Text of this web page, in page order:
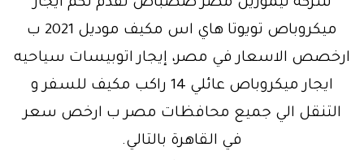
شركة ليموزين مصر صضباص تقدم لكم ايجار
ميكروباص تويوتا هاي اس مكيف موديل 2021 ب
ارخصص الاسعار في مصر، إيجار اتوبيسات سياحيه
ايجار ميكروباص عائلي 14 راكب مكيف للسفر و
التنقل الي جميع محافظات مصر ب ارخص سعر
في القاهرة بالتالي.